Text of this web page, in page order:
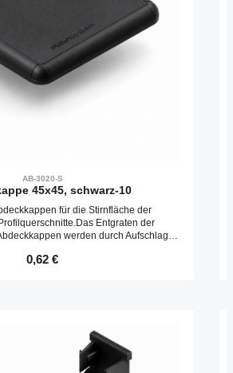
AB-3020-S
45x45, schwarz-10
für die Stirnfläche der
Entgraten der
werden durch Aufschlagen
Regulärer Preis:
0,62 €